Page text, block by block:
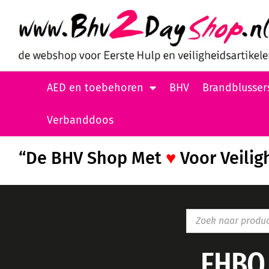
AED en toebehoren BHV
Verbanddoos
“De BHV Shop Met ♥ Voor